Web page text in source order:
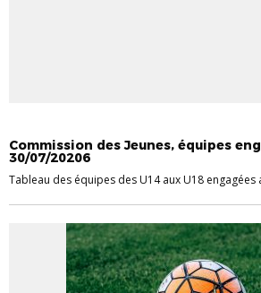
Commission des Jeunes, équipes
30/07/20206
Tableau des équipes des U14 aux U18 engagées